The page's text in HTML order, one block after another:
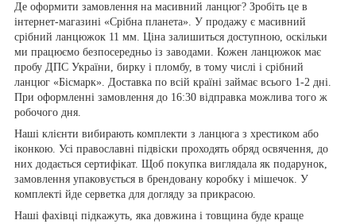
Де оформити замовлення на масивний ланцюг? Зробіть це в
інтернет-магазині «Срібна планета». У продажу є масивний
срібний ланцюжок 11 мм. Ціна залишиться доступною, оскільки
ми працюємо безпосередньо із заводами. Кожен ланцюжок має
пробу ДПС України, бирку і пломбу, в тому числі і срібний
ланцюг «Бісмарк». Доставка по всій країні займає всього 1-2 дні.
При оформленні замовлення до 16:30 відправка можлива того ж
робочого дня.
Наші клієнти вибирають комплекти з ланцюга з хрестиком або
іконкою. Усі православні підвіски проходять обряд освячення, до
них додається сертифікат. Щоб покупка виглядала як подарунок,
замовлення упаковується в брендовану коробку і мішечок. У
комплекті йде серветка для догляду за прикрасою.
Наші фахівці підкажуть, яка довжина і товщина буде краще